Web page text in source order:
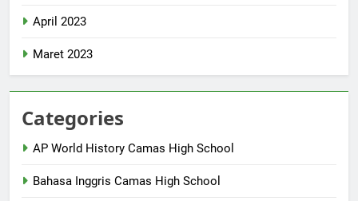
April 2023
Maret 2023
Categories
AP World History Camas High School
Bahasa Inggris Camas High School